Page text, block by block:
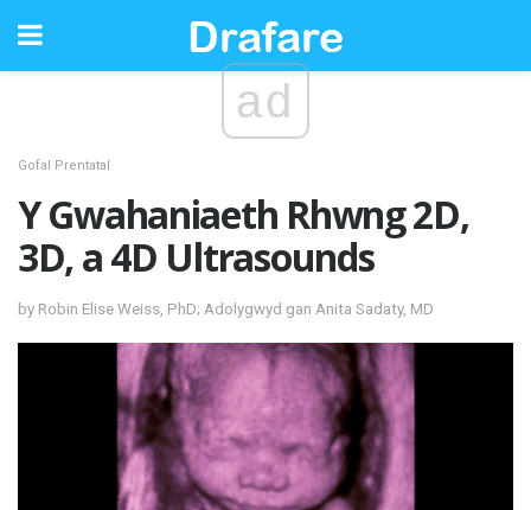
ad
Gofal Prentatal
Y Gwahaniaeth Rhwng 2D,
3D, a 4D Ultrasounds
by Robin Elise Weiss, PhD; Adolygwyd gan Anita Sadaty, MD